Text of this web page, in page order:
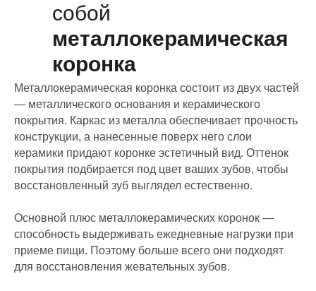
собой
металлокерамическая
коронка
Металлокерамическая коронка состоит из двух частей
— металлического основания и керамического
покрытия. Каркас из металла обеспечивает прочность
конструкции, а нанесенные поверх него слои
керамики придают коронке эстетичный вид. Оттенок
покрытия подбирается под цвет ваших зубов, чтобы
восстановленный зуб выглядел естественно.
Основной плюс металлокерамических коронок —
способность выдерживать ежедневные нагрузки при
приеме пищи. Поэтому больше всего они подходят
для восстановления жевательных зубов.